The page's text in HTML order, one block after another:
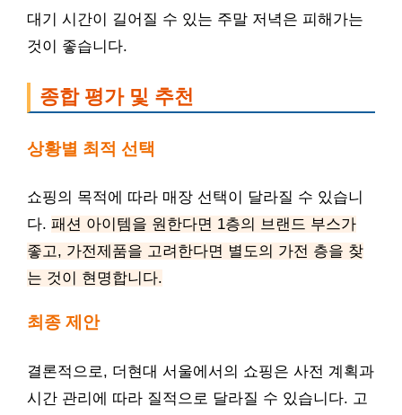
대기 시간이 길어질 수 있는 주말 저녁은 피해가는
것이 좋습니다.
종합 평가 및 추천
상황별 최적 선택
쇼핑의 목적에 따라 매장 선택이 달라질 수 있습니
다. 패션 아이템을 원한다면 1층의 브랜드 부스가
좋고, 가전제품을 고려한다면 별도의 가전 층을 찾
는 것이 현명합니다.
최종 제안
결론적으로, 더현대 서울에서의 쇼핑은 사전 계획과
시간 관리에 따라 질적으로 달라질 수 있습니다. 고